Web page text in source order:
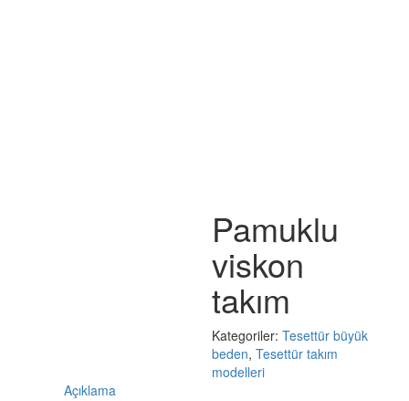
Pamuklu
viskon
takım
Kategoriler: Tesettür büyük
beden, Tesettür takım
modelleri
Açıklama